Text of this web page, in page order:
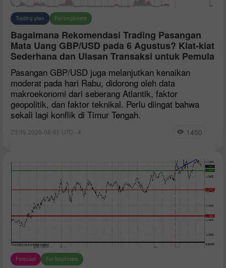
Trading plan For beginners
Bagaimana Rekomendasi Trading Pasangan
Mata Uang GBP/USD pada 6 Agustus? Kiat-kiat
Sederhana dan Ulasan Transaksi untuk Pemula
Pasangan GBP/USD juga melanjutkan kenaikan
moderat pada hari Rabu, didorong oleh data
makroekonomi dari seberang Atlantik, faktor
geopolitik, dan faktor teknikal. Perlu diingat bahwa
sekali lagi konflik di Timur Tengah.
23:39 2026-08-05 UTC--4 1450
Forecast For beginners